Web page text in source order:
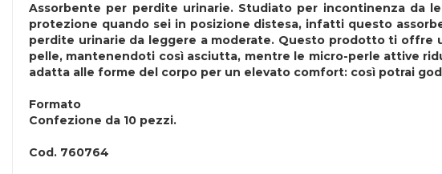
Assorbente per perdite urinarie. Studiato per incontinenza da
protezione quando sei in posizione distesa, infatti questo
perdite urinarie da leggere a moderate. Questo prodotto ti offre
pelle, mantenendoti così asciutta, mentre le micro-perle attive
adatta alle forme del corpo per un elevato comfort: così potrai
Formato
Confezione da 10 pezzi.
Cod. 760764